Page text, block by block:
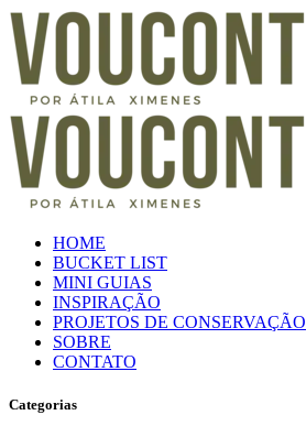
HOME
BUCKET LIST
MINI GUIAS
INSPIRAÇÃO
PROJETOS DE CONSERVAÇÃO
SOBRE
CONTATO
Categorias